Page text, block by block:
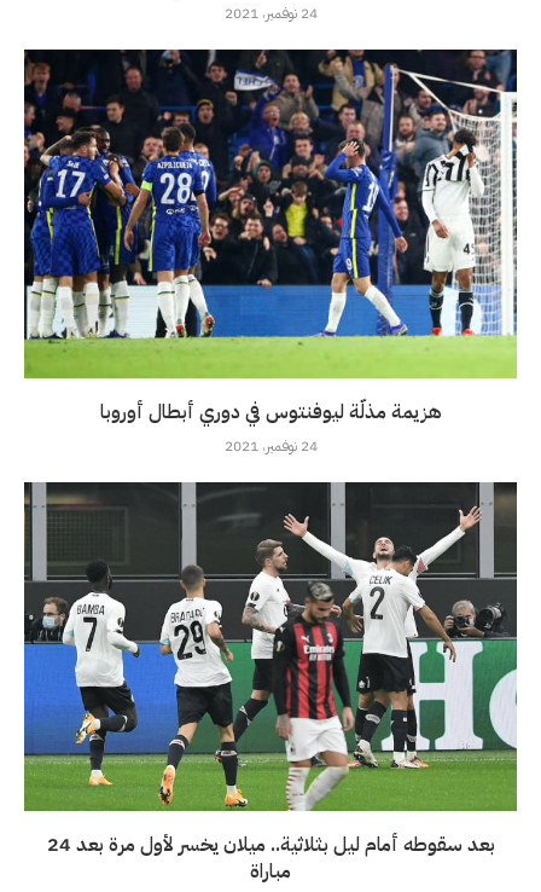
24 نوفمبر، 2021
هزيمة مذلّة ليوفنتوس في دوري أبطال أوروبا
24 نوفمبر، 2021
بعد سقوطه أمام ليل بثلاثية.. ميلان يخسر لأول مرة بعد 24
مباراة